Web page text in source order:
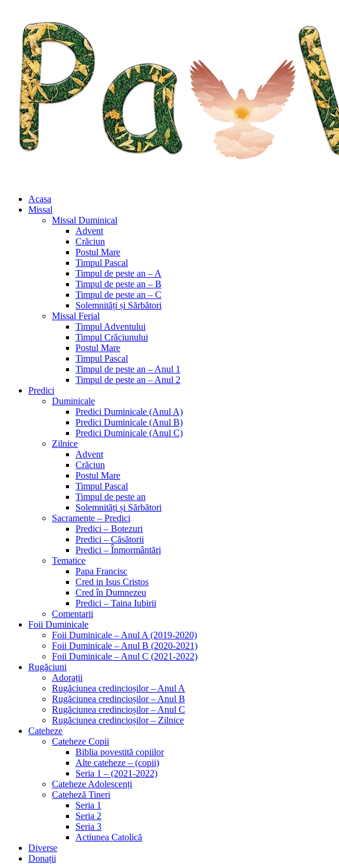
Acasa
Missal
Missal Duminical
Advent
Crăciun
Postul Mare
Timpul Pascal
Timpul de peste an – A
Timpul de peste an – B
Timpul de peste an – C
Solemnități și Sărbători
Missal Ferial
Timpul Adventului
Timpul Crăciunului
Postul Mare
Timpul Pascal
Timpul de peste an – Anul 1
Timpul de peste an – Anul 2
Predici
Duminicale
Predici Duminicale (Anul A)
Predici Duminicale (Anul B)
Predici Duminicale (Anul C)
Zilnice
Advent
Crăciun
Postul Mare
Timpul Pascal
Timpul de peste an
Solemnități și Sărbători
Sacramente – Predici
Predici – Botezuri
Predici – Căsătorii
Predici – Înmormântări
Tematice
Papa Francisc
Cred in Isus Cristos
Cred în Dumnezeu
Predici – Taina Iubirii
Comentarii
Foii Duminicale
Foii Duminicale – Anul A (2019-2020)
Foii Duminicale – Anul B (2020-2021)
Foii Duminicale – Anul C (2021-2022)
Rugăciuni
Adorații
Rugăciunea credincioșilor – Anul A
Rugăciunea credincioșilor – Anul B
Rugăciunea credincioșilor – Anul C
Rugăciunea credincioșilor – Zilnice
Cateheze
Cateheze Copii
Biblia povestită copiilor
Alte cateheze – (copii)
Seria 1 – (2021-2022)
Cateheze Adolescenți
Cateheză Tineri
Seria 1
Seria 2
Seria 3
Actiunea Catolică
Diverse
Donații